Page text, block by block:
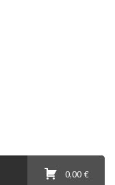
0,00 €